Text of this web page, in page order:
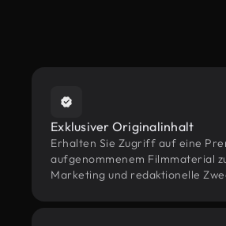
Exklusiver Originalinhalt
Erhalten Sie Zugriff auf eine
aufgenommenem Filmmaterial
Marketing und redaktionelle